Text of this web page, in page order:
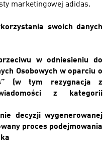
marketingowej adidas.
swoich danych
w odniesieniu do
Osobowych w oparciu o
(w tym rezygnacja z
z kategorii
decyzji wygenerowanej
proces podejmowania